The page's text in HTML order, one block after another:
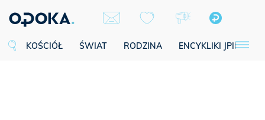
KOŚCIÓŁ ŚWIAT RODZINA ENCYKLIKI JPII